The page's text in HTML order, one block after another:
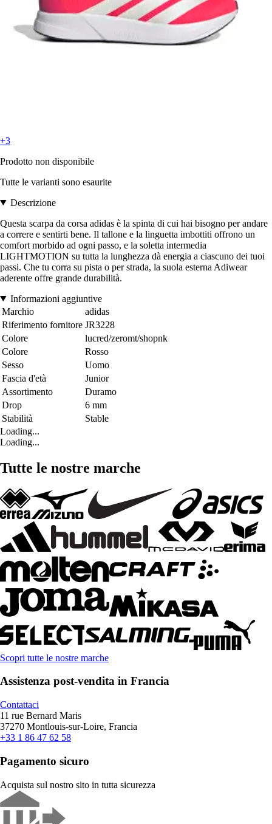
+3
Prodotto non disponibile
Tutte le varianti sono esaurite
Descrizione
Questa scarpa da corsa adidas è la spinta di cui hai bisogno per andare
a correre e sentirti bene. Il tallone e la linguetta imbottiti offrono un
comfort morbido ad ogni passo, e la soletta intermedia
LIGHTMOTION su tutta la lunghezza dà energia a ciascuno dei tuoi
passi. Che tu corra su pista o per strada, la suola esterna Adiwear
aderente offre grande durabilità.
Informazioni aggiuntive
Marchio
adidas
Riferimento fornitore JR3228
Colore
lucred/zeromt/shopnk
Colore
Rosso
Sesso
Uomo
Fascia d'età
Junior
Assortimento
Duramo
Drop
6 mm
Stabilità
Stable
Loading...
Loading...
Tutte le nostre marche
Scopri tutte le nostre marche
Assistenza post-vendita in Francia
Contattaci
11 rue Bernard Maris
37270 Montlouis-sur-Loire, Francia
+33 1 86 47 62 58
Pagamento sicuro
Acquista sul nostro sito in tutta sicurezza